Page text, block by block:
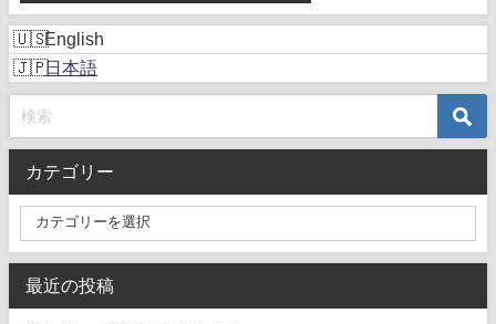
English
日本語
カテゴリー
最近の投稿